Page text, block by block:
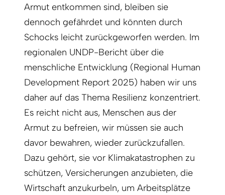
Armut entkommen sind, bleiben sie
dennoch gefährdet und könnten durch
Schocks leicht zurückgeworfen werden. Im
regionalen UNDP-Bericht über die
menschliche Entwicklung (Regional Human
Development Report 2025) haben wir uns
daher auf das Thema Resilienz konzentriert.
Es reicht nicht aus, Menschen aus der
Armut zu befreien, wir müssen sie auch
davor bewahren, wieder zurückzufallen.
Dazu gehört, sie vor Klimakatastrophen zu
schützen, Versicherungen anzubieten, die
Wirtschaft anzukurbeln, um Arbeitsplätze